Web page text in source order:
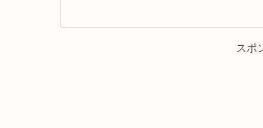
スポ